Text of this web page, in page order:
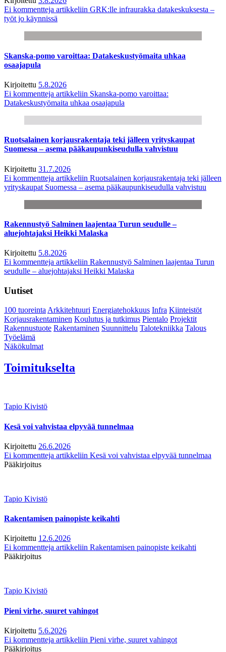
Ei kommentteja artikkeliin GRK:lle infraurakka datakeskuksesta –
työt jo käynnissä
Skanska-pomo varoittaa: Datakeskustyömaita uhkaa
osaajapula
Kirjoitettu 5.8.2026
Ei kommentteja artikkeliin Skanska-pomo varoittaa:
Datakeskustyömaita uhkaa osaajapula
Ruotsalainen korjausrakentaja teki jälleen yrityskaupat
Suomessa – asema pääkaupunkiseudulla vahvistuu
Kirjoitettu 31.7.2026
Ei kommentteja artikkeliin Ruotsalainen korjausrakentaja teki jälleen
yrityskaupat Suomessa – asema pääkaupunkiseudulla vahvistuu
Rakennustyö Salminen laajentaa Turun seudulle –
aluejohtajaksi Heikki Malaska
Kirjoitettu 5.8.2026
Ei kommentteja artikkeliin Rakennustyö Salminen laajentaa Turun
seudulle – aluejohtajaksi Heikki Malaska
Uutiset
100 tuoreintaArkkitehtuuri Energiatehokkuus Infra Kiinteistöt
Korjausrakentaminen Koulutus ja tutkimus Pientalo Projektit
Rakennustuote Rakentaminen Suunnittelu Talotekniikka Talous
Työelämä
Näkökulmat
Toimitukselta
Tapio Kivistö
Kesä voi vahvistaa elpyvää tunnelmaa
Kirjoitettu 26.6.2026
Ei kommentteja artikkeliin Kesä voi vahvistaa elpyvää tunnelmaa
Pääkirjoitus
Tapio Kivistö
Rakentamisen painopiste keikahti
Kirjoitettu 12.6.2026
Ei kommentteja artikkeliin Rakentamisen painopiste keikahti
Pääkirjoitus
Tapio Kivistö
Pieni virhe, suuret vahingot
Kirjoitettu 5.6.2026
Ei kommentteja artikkeliin Pieni virhe, suuret vahingot
Pääkirjoitus